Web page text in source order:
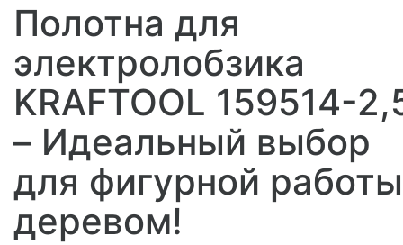
Полотна для
электролобзика
KRAFTOOL 159514-
– Идеальный выбор
для фигурной
деревом!